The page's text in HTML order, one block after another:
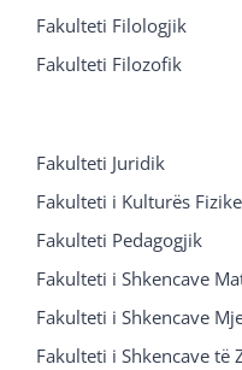
Fakulteti Filologjik
Fakulteti Filozofik
Fakulteti Juridik
Fakulteti i Kulturës Fizike
Fakulteti Pedagogjik
Fakulteti i Shkencave
Fakulteti i Shkencave
Fakulteti i Shkencave të